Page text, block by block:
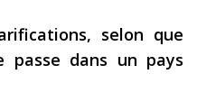
selon que
dans un pays